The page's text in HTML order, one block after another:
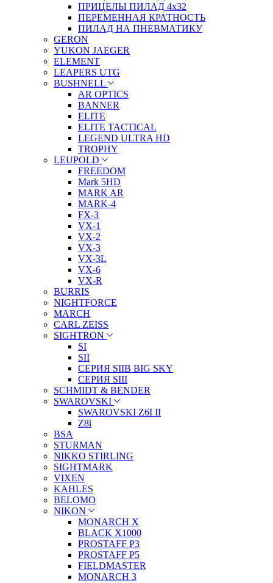
ПРИЦЕЛЫ ПИЛАД 4х32
ПЕРЕМЕННАЯ КРАТНОСТЬ
ПИЛАД НА ПНЕВМАТИКУ
GERON
YUKON JAEGER
ELEMENT
LEAPERS UTG
BUSHNELL
AR OPTICS
BANNER
ELITE
ELITE TACTICAL
LEGEND ULTRA HD
TROPHY
LEUPOLD
FREEDOM
Mark 5HD
MARK AR
MARK-4
FX-3
VX-1
VX-2
VX-3
VX-3L
VX-6
VX-R
BURRIS
NIGHTFORCE
MARCH
CARL ZEISS
SIGHTRON
SI
SII
СЕРИЯ SIIB BIG SKY
СЕРИЯ SIII
SCHMIDT & BENDER
SWAROVSKI
SWAROVSKI Z6I II
Z8i
BSA
STURMAN
NIKKO STIRLING
SIGHTMARK
VIXEN
KAHLES
BELOMO
NIKON
MONARCH X
BLACK X1000
PROSTAFF P3
PROSTAFF P5
FIELDMASTER
MONARCH 3